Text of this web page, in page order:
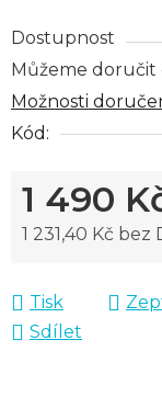
Dostupnost
Můžeme doručit
Možnosti
Kód:
1 490
1 231,40 Kč bez
Tisk
Sdílet